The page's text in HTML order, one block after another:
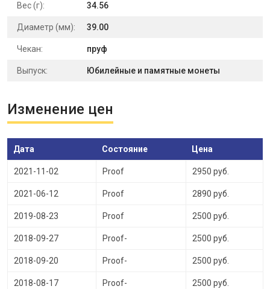
Вес (г): 34.56
Диаметр (мм): 39.00
Чекан: пруф
Выпуск: Юбилейные и памятные монеты
Изменение цен
Дата Состояние Цена
2021-11-02 Proof 2950 руб.
2021-06-12 Proof 2890 руб.
2019-08-23 Proof 2500 руб.
2018-09-27 Proof- 2500 руб.
2018-09-20 Proof- 2500 руб.
2018-08-17 Proof- 2500 руб.